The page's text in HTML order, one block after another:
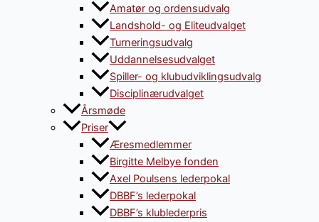
Amatør og ordensudvalg
Landshold- og Eliteudvalget
Turneringsudvalg
Uddannelsesudvalget
Spiller- og klubudviklingsudvalg
Disciplinærudvalget
Årsmøde
Priser
Æresmedlemmer
Birgitte Melbye fonden
Axel Poulsens lederpokal
DBBF’s lederpokal
DBBF’s klublederpris